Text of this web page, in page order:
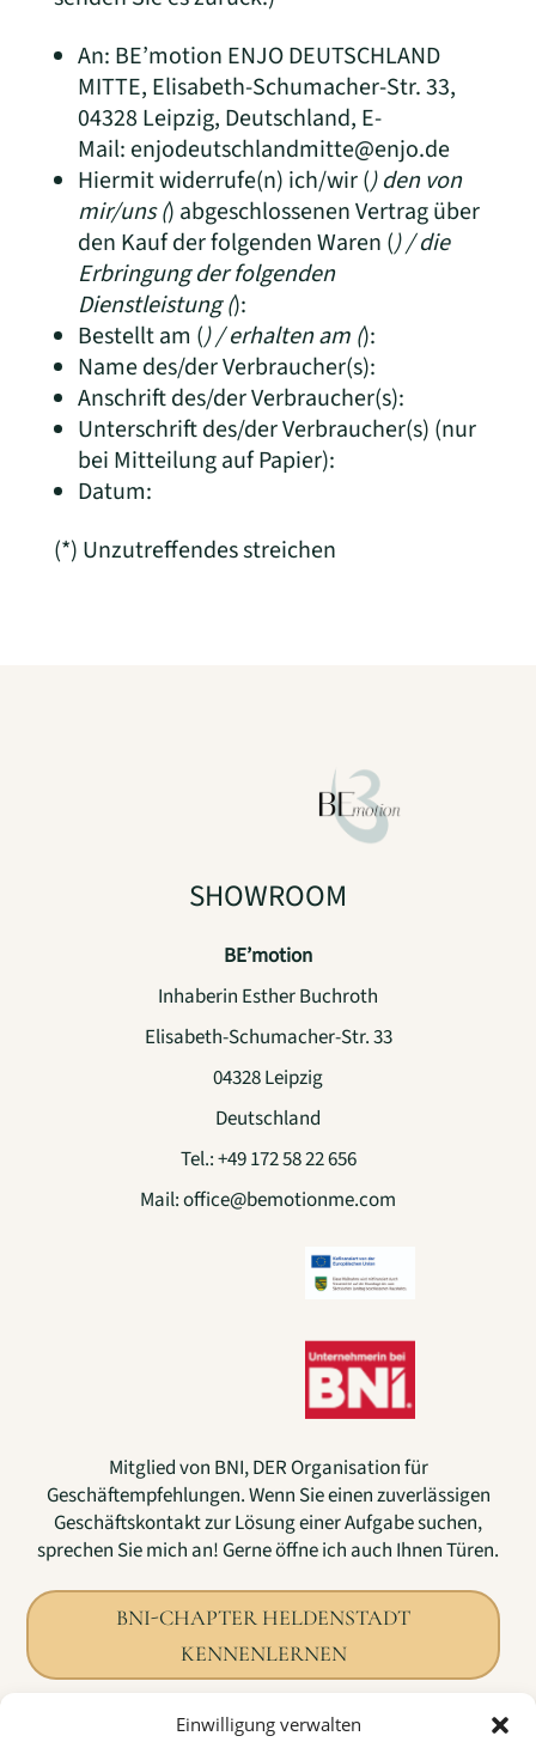
Einwilligung verwalten
An: BE’motion ENJO DEUTSCHLAND
MITTE, Elisabeth-Schumacher-Str. 33,
04328 Leipzig, Deutschland, E-
Mail: enjodeutschlandmitte@enjo.de
Hiermit widerrufe(n) ich/wir () den von
mir/uns () abgeschlossenen Vertrag über
den Kauf der folgenden Waren () / die
Erbringung der folgenden
Dienstleistung ():
Bestellt am () / erhalten am ():
Name des/der Verbraucher(s):
Anschrift des/der Verbraucher(s):
Unterschrift des/der Verbraucher(s) (nur
bei Mitteilung auf Papier):
Datum:
(*) Unzutreffendes streichen
SHOWROOM
BE’motion
Inhaberin Esther Buchroth
Elisabeth-Schumacher-Str. 33
04328 Leipzig
Deutschland
Tel.:+49 172 58 22 656
Mail:office@bemotionme.com
Mitglied von BNI, DER Organisation für
Geschäftempfehlungen. Wenn Sie einen zuverlässigen
Geschäftskontakt zur Lösung einer Aufgabe suchen,
sprechen Sie mich an! Gerne öffne ich auch Ihnen Türen.
BNI-CHAPTER HELDENSTADT
KENNENLERNEN